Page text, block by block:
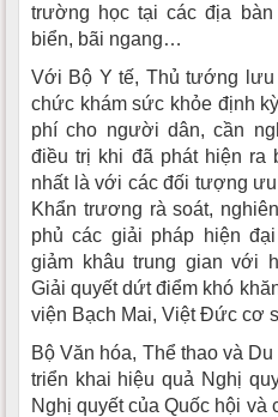
trường học tại các địa
biển, bãi ngang…
Với Bộ Y tế, Thủ tướng
chức khám sức khỏe định
phí cho người dân, cần
điều trị khi đã phát hiện ra
nhất là với các đối tượng
Khẩn trương rà soát,
phủ các giải pháp hiện
giảm khâu trung gian với
Giải quyết dứt điểm khó
viện Bạch Mai, Việt Đức cơ
Bộ Văn hóa, Thể thao và
triển khai hiệu quả Nghị
Nghị quyết của Quốc hội